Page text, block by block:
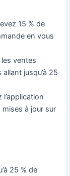
15 % de
en vous
les ventes
jusqu’à 25
l’application
à jour sur
25 % de